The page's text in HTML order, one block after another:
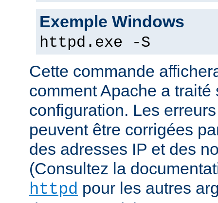
Exemple Windows
httpd.exe -S
Cette commande
comment Apache a traité
configuration. Les
peuvent être corrigées
des adresses IP et des
(Consultez la
httpd pour les autres